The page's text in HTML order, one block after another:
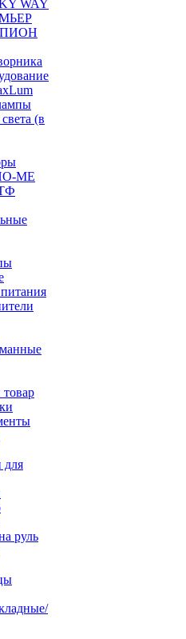
WAY
(в
ME
для
руль